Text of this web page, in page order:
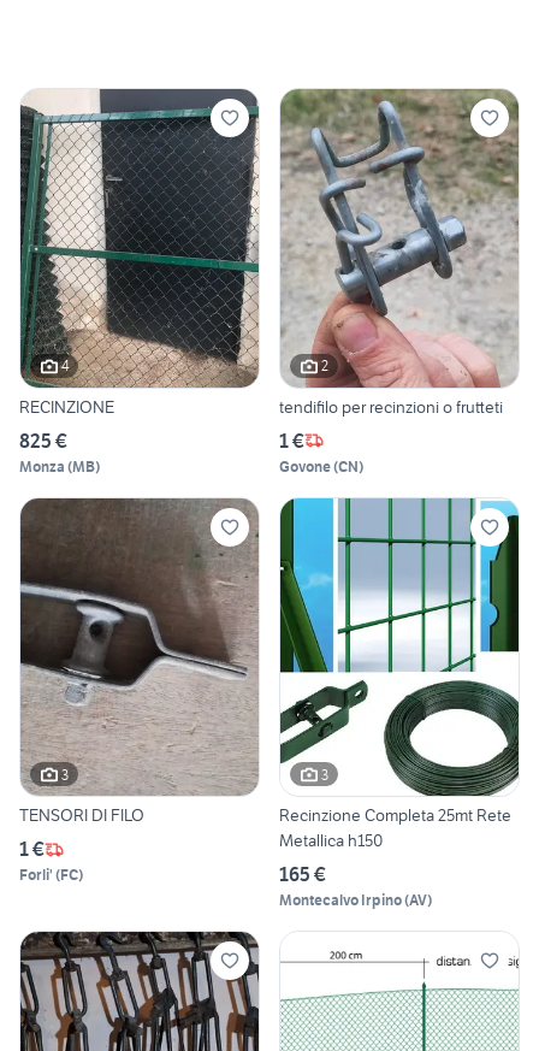
4
RECINZIONE
825 €
Monza (MB)
2
tendifilo per recinzioni o frutteti
1 €
Govone(CN)
3
TENSORI DI FILO
1 €
Forli' (FC)
3
Recinzione Completa 25mt Rete
Metallica h150
165 €
Montecalvo Irpino(AV)